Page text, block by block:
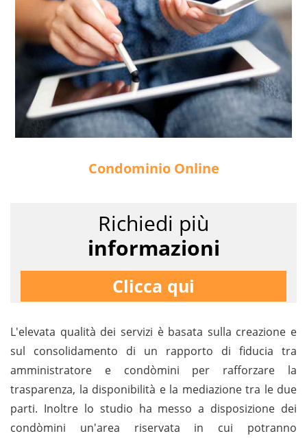
Condominio Online
Richiedi più
informazioni
Clicca qui
L'elevata qualità dei servizi è basata sulla creazione e
sul consolidamento di un rapporto di fiducia tra
amministratore e condòmini per rafforzare la
trasparenza, la disponibilità e la mediazione tra le due
parti. Inoltre lo studio ha messo a disposizione dei
condòmini un'area riservata in cui potranno